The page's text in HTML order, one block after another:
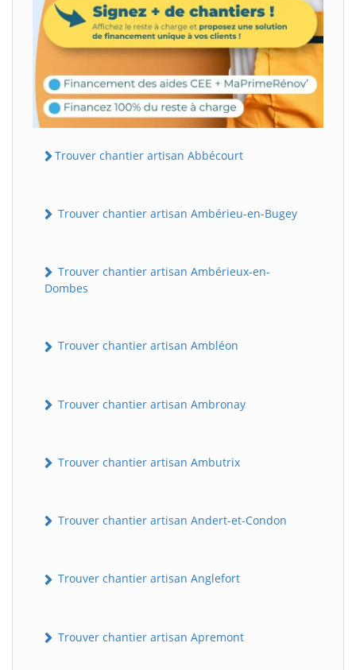
Trouver chantier artisan Abbécourt
Trouver chantier artisan Ambérieu-en-Bugey
Trouver chantier artisan Ambérieux-en-
Dombes
Trouver chantier artisan Ambléon
Trouver chantier artisan Ambronay
Trouver chantier artisan Ambutrix
Trouver chantier artisan Andert-et-Condon
Trouver chantier artisan Anglefort
Trouver chantier artisan Apremont